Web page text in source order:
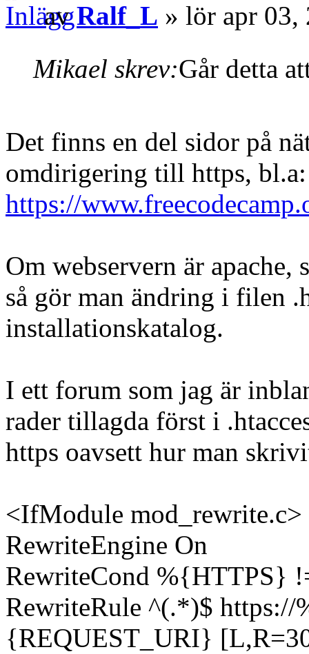
avRalf_L » lör apr 03,
Mikael skrev:Går detta
Det finns en del sidor på
omdirigering till https, bl.a:
https://
Om webservern är
så gör man ändring i filen
installationskatalog.
I ett forum som jag är
rader tillagda först i
https oavsett hur man
<IfModule mod_rewrite.c>
RewriteEngine On
RewriteCond %{HTTPS}
RewriteRule ^(.*)$
{REQUEST_URI}